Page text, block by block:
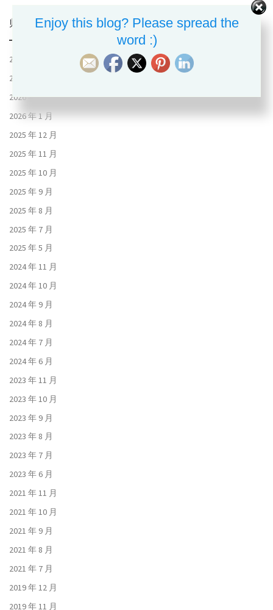
归档
2026 年 8 月
2026 年 7 月
2026 年 6 月
2026 年 1 月
2025 年 12 月
2025 年 11 月
2025 年 10 月
2025 年 9 月
2025 年 8 月
2025 年 7 月
2025 年 5 月
2024 年 11 月
2024 年 10 月
2024 年 9 月
2024 年 8 月
2024 年 7 月
2024 年 6 月
2023 年 11 月
2023 年 10 月
2023 年 9 月
2023 年 8 月
2023 年 7 月
2023 年 6 月
2021 年 11 月
2021 年 10 月
2021 年 9 月
2021 年 8 月
2021 年 7 月
2019 年 12 月
2019 年 11 月
Enjoy this blog? Please spread the
word :)